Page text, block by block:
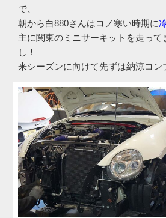
で、
朝から白880さんはコノ寒い時期に
主に関東のミニサーキットを走って
し！
来シーズンに向けて先ずは納涼コン